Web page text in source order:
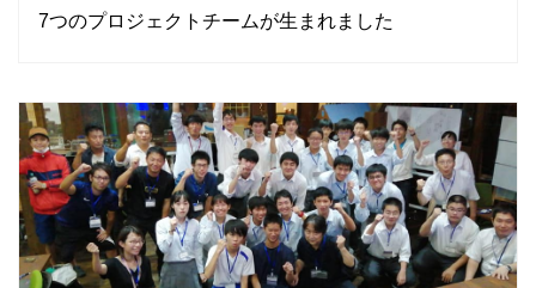
7つのプロジェクトチームが生まれました